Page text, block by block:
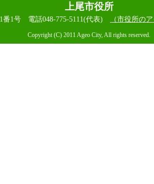
上尾市役所
番1号 電話048-775-5111(代表) （市役所の
Copyright (C) 2011 Ageo City, All rights reserved.